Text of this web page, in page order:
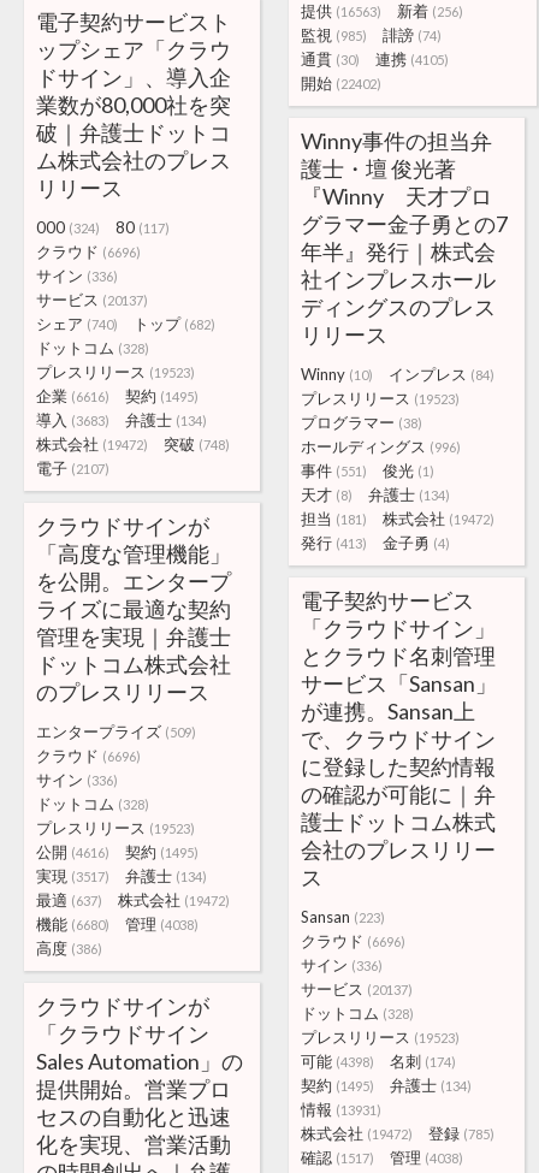
提供 (16563) 新着 (256)
監視 (985) 誹謗 (74)
通貫 (30) 連携 (4105)
開始 (22402)
電子契約サービスト
ップシェア「クラウ
ドサイン」、導入企
業数が80,000社を突
破｜弁護士ドットコ
ム株式会社のプレス
リリース
000 (324) 80 (117)
クラウド (6696)
サイン (336)
サービス (20137)
シェア (740) トップ (682)
ドットコム (328)
プレスリリース (19523)
企業 (6616) 契約 (1495)
導入 (3683) 弁護士 (134)
株式会社 (19472) 突破 (748)
電子 (2107)
Winny事件の担当弁
護士・壇 俊光著
『Winny 天才プロ
グラマー金子勇との7
年半』発行｜株式会
社インプレスホール
ディングスのプレス
リリース
Winny (10) インプレス (84)
プレスリリース (19523)
プログラマー (38)
ホールディングス (996)
事件 (551) 俊光 (1)
天才 (8) 弁護士 (134)
担当 (181) 株式会社 (19472)
発行 (413) 金子勇 (4)
クラウドサインが
「高度な管理機能」
を公開。エンタープ
ライズに最適な契約
管理を実現｜弁護士
ドットコム株式会社
のプレスリリース
エンタープライズ (509)
クラウド (6696)
サイン (336)
ドットコム (328)
プレスリリース (19523)
公開 (4616) 契約 (1495)
実現 (3517) 弁護士 (134)
最適 (637) 株式会社 (19472)
機能 (6680) 管理 (4038)
高度 (386)
電子契約サービス
「クラウドサイン」
とクラウド名刺管理
サービス「Sansan」
が連携。Sansan上
で、クラウドサイン
に登録した契約情報
の確認が可能に｜弁
護士ドットコム株式
会社のプレスリリー
ス
Sansan (223)
クラウド (6696)
サイン (336)
サービス (20137)
ドットコム (328)
プレスリリース (19523)
可能 (4398) 名刺 (174)
契約 (1495) 弁護士 (134)
情報 (13931)
株式会社 (19472) 登録 (785)
確認 (1517) 管理 (4038)
クラウドサインが
「クラウドサイン
Sales Automation」の
提供開始。営業プロ
セスの自動化と迅速
化を実現、営業活動